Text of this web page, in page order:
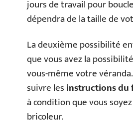
jours de travail pour
dépendra de la taille de
La deuxième possibilité
que vous avez la
vous-même votre
suivre lesinstructions du
à condition que vous
bricoleur.